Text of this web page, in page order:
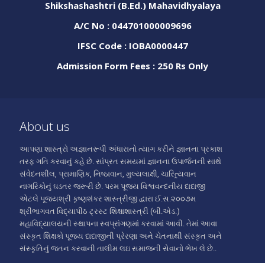
Shikshashashtri (B.Ed.) Mahavidhyalaya
A/C No : 044701000009696
IFSC Code : IOBA0000447
Admission Form Fees : 250 Rs Only
About us
આપણા શાસ્ત્રો અજ્ઞાનરૂપી અંધારાનો ત્યાગ કરીને જ્ઞાનના પ્રકાશ
તરફ ગતિ કરવાનું કહે છે. સાંપ્રત સમયમાં જ્ઞાનના ઉપાર્જનની સાથે
સંવેદનશીલ, પ્રામાણિક, નિષ્ઠાવાન, મુલ્યલાક્ષી, ચારિત્ર્યવાન
નાગરિકોનું ઘડતર જરૂરી છે. પરમ પૂજ્ય વિશ્વવન્દનીય દાદાજી
એટલે પૂજ્યશ્રી કૃષ્ણશંકર શાસ્ત્રીજી દ્વારા ઈ.સ.૨૦૦૭મ
શ્રીભાગવત વિદ્યાપીઠ ટ્રસ્ટ શિક્ષાશાસ્ત્રી (બી.એડ.)
મહાવિદ્યાલયની સ્થાપના સ્વપ્રાંગણમાં કરવામાં આવી. તેમાં આવા
સંસ્કૃત શિક્ષકો પૂજ્ય દાદાજીની પ્રેરણા અને ચેતનાથી સંસ્કૃત અને
સંસ્કૃતિનું જતન કરવાની તાલીમ લઇ સમાજની સેવાનો ભેખ લે છે..